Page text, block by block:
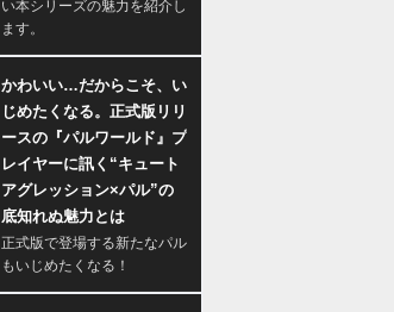
い本シリーズの魅力を紹介し
ます。
かわいい…だからこそ、い
じめたくなる。正式版リリ
ースの『パルワールド』プ
レイヤーに訊く“キュート
アグレッション×パル”の
底知れぬ魅力とは
正式版で登場する新たなパル
もいじめたくなる！